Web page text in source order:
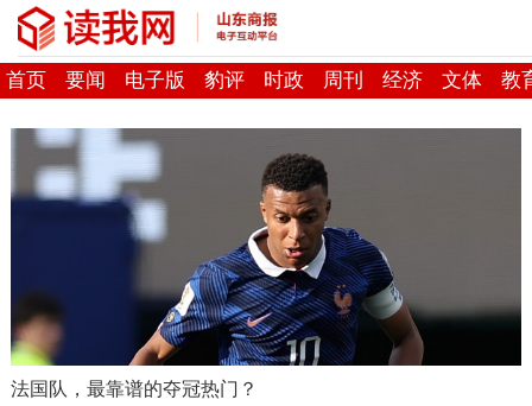
首页 要闻 电子版 豹评 时政 周刊 经济 文体 教
法国队，最靠谱的夺冠热门？